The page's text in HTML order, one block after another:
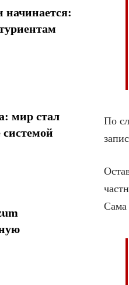
начинается:
мир стал
По
Сама